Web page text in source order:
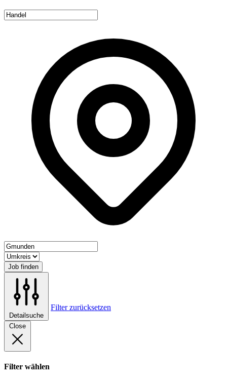
Job finden
Detailsuche
Filter zurücksetzen
Close
Filter wählen